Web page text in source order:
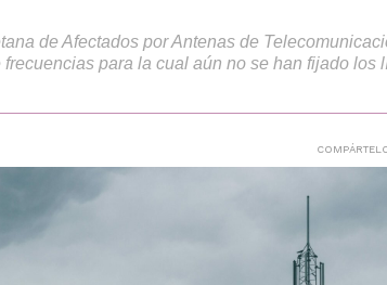
de Afectados por Antenas de
para la cual aún no se han fijado los